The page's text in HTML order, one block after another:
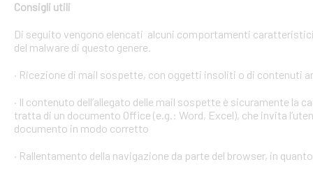
Consigli utili
Di seguito vengono elencati alcuni comportamenti
del malware di questo genere.
· Ricezione di mail sospette, con oggetti insoliti o di contenuti
· Il contenuto dell’allegato delle mail sospette è sicuramente
tratta di un documento Office (e.g.: Word, Excel), che invita
documento in modo corretto
· Rallentamento della navigazione da parte del browser, in